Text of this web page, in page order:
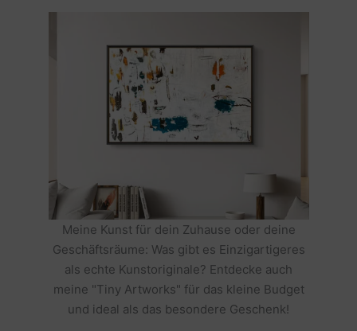
Meine Kunst für dein Zuhause oder deine
Geschäftsräume: Was gibt es Einzigartigeres
als echte Kunstoriginale? Entdecke auch
meine "Tiny Artworks" für das kleine Budget
und ideal als das besondere Geschenk!